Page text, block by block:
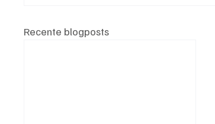
Recente blogposts